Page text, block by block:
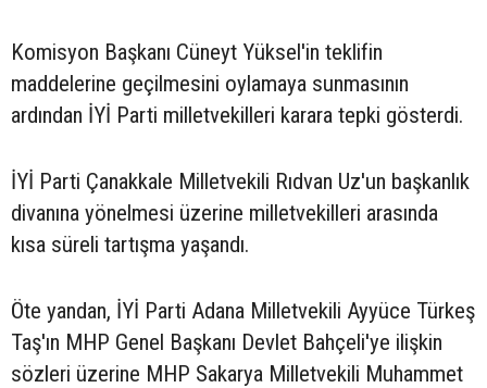
Komisyon Başkanı Cüneyt Yüksel'in teklifin
maddelerine geçilmesini oylamaya sunmasının
ardından İYİ Parti milletvekilleri karara tepki gösterdi.
İYİ Parti Çanakkale Milletvekili Rıdvan Uz'un başkanlık
divanına yönelmesi üzerine milletvekilleri arasında
kısa süreli tartışma yaşandı.
Öte yandan, İYİ Parti Adana Milletvekili Ayyüce Türkeş
Taş'ın MHP Genel Başkanı Devlet Bahçeli'ye ilişkin
sözleri üzerine MHP Sakarya Milletvekili Muhammet